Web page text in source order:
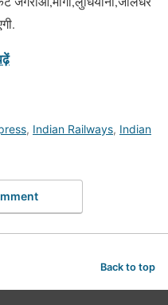
, Indian Railways, Indian
Back to top